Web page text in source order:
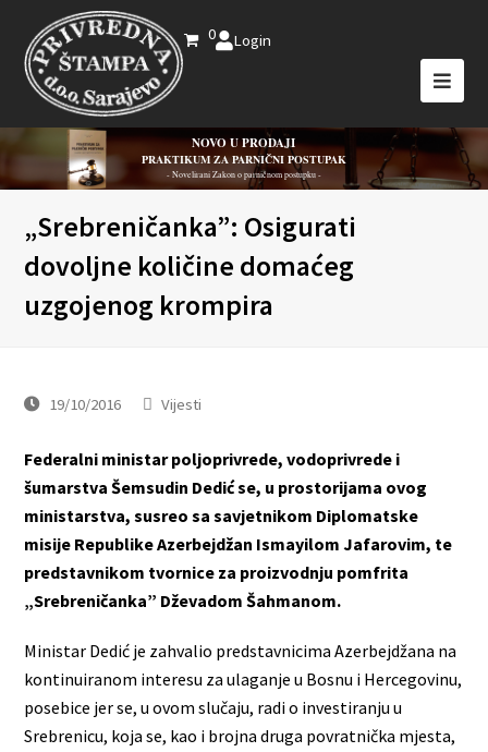
0 Login
NOVO U PRODAJI
PRAKTIKUM ZA PARNIČNI POSTUPAK
- Novelirani Zakon o parničnom postupku -
„Srebreničanka”: Osigurati
dovoljne količine domaćeg
uzgojenog krompira
19/10/2016 Vijesti
Federalni ministar poljoprivrede, vodoprivrede i
šumarstva Šemsudin Dedić se, u prostorijama ovog
ministarstva, susreo sa savjetnikom Diplomatske
misije Republike Azerbejdžan Ismayilom Jafarovim, te
predstavnikom tvornice za proizvodnju pomfrita
„Srebreničanka” Dževadom Šahmanom.
Ministar Dedić je zahvalio predstavnicima Azerbejdžana na
kontinuiranom interesu za ulaganje u Bosnu i Hercegovinu,
posebice jer se, u ovom slučaju, radi o investiranju u
Srebrenicu, koja se, kao i brojna druga povratnička mjesta,